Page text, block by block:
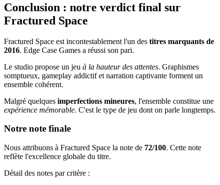
Conclusion : notre verdict final sur
Fractured Space
Fractured Space est incontestablement l'un des titres marquants de
2016. Edge Case Games a réussi son pari.
Le studio propose un jeu à la hauteur des attentes. Graphismes
somptueux, gameplay addictif et narration captivante forment un
ensemble cohérent.
Malgré quelques imperfections mineures, l'ensemble constitue une
expérience mémorable. C'est le type de jeu dont on parle longtemps.
Notre note finale
Nous attribuons à Fractured Space la note de 72/100. Cette note
reflète l'excellence globale du titre.
Détail des notes par critère :